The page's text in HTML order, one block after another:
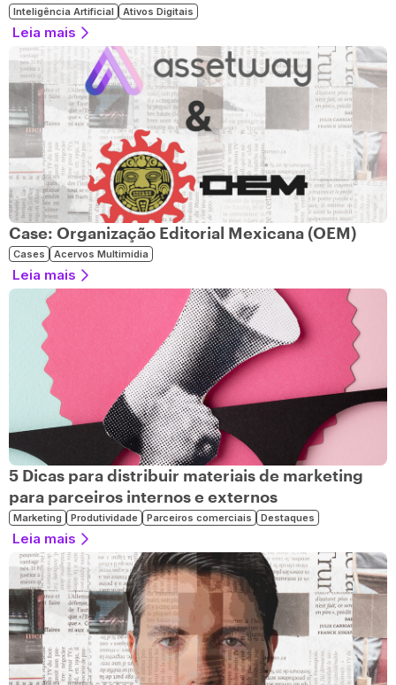
Inteligência Artificial Ativos Digitais
Leia mais
Case: Organização Editorial Mexicana (OEM)
Cases Acervos Multimídia
Leia mais
5 Dicas para distribuir materiais de marketing
para parceiros internos e externos
Marketing Produtividade Parceiros comerciais Destaques
Leia mais